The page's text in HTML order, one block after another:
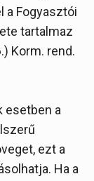
a Fogyasztói
tartalmaz
Korm. rend.
esetben a
ezt a
Ha a